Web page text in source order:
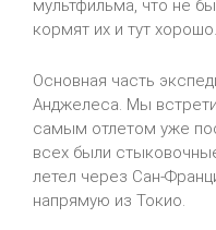
мультфильма, что не
кормят их и тут хорошо.
Основная часть
Анджелеса. Мы
самым отлетом уже
всех были
летел через Сан-
напрямую из Токио.